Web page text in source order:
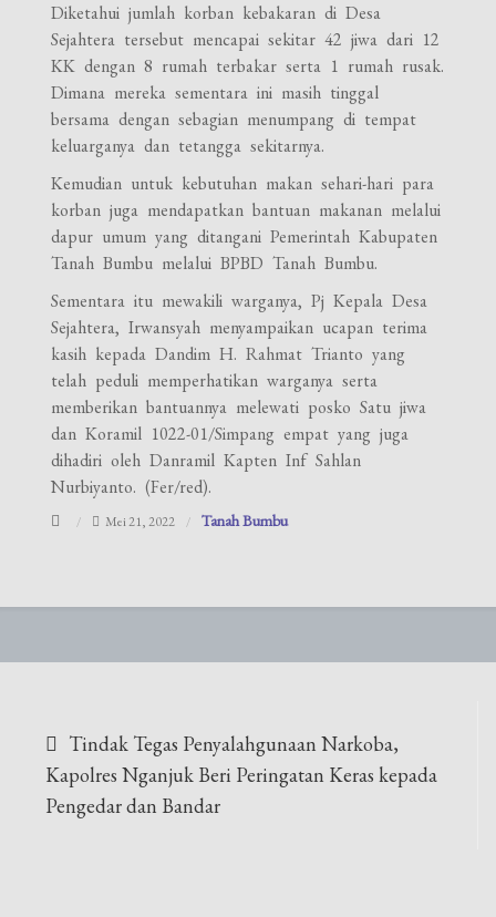
Diketahui jumlah korban kebakaran di Desa
Sejahtera tersebut mencapai sekitar 42 jiwa dari 12
KK dengan 8 rumah terbakar serta 1 rumah rusak.
Dimana mereka sementara ini masih tinggal
bersama dengan sebagian menumpang di tempat
keluarganya dan tetangga sekitarnya.
Kemudian untuk kebutuhan makan sehari-hari para
korban juga mendapatkan bantuan makanan melalui
dapur umum yang ditangani Pemerintah Kabupaten
Tanah Bumbu melalui BPBD Tanah Bumbu.
Sementara itu mewakili warganya, Pj Kepala Desa
Sejahtera, Irwansyah menyampaikan ucapan terima
kasih kepada Dandim H. Rahmat Trianto yang
telah peduli memperhatikan warganya serta
memberikan bantuannya melewati posko Satu jiwa
dan Koramil 1022-01/Simpang empat yang juga
dihadiri oleh Danramil Kapten Inf Sahlan
Nurbiyanto. (Fer/red).
Mei 21, 2022 Tanah Bumbu
pos
Tindak Tegas Penyalahgunaan Narkoba,
Kapolres Nganjuk Beri Peringatan Keras kepada
Pengedar dan Bandar